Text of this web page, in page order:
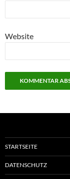
Website
STARTSEITE
DATENSCHUTZ